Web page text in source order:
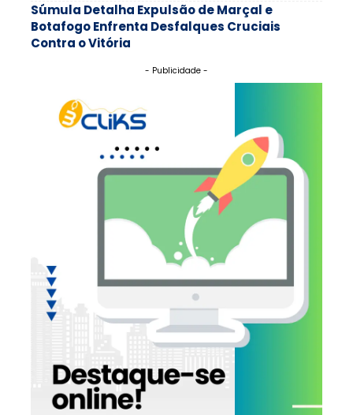
Súmula Detalha Expulsão de Marçal e
Botafogo Enfrenta Desfalques Cruciais
Contra o Vitória
- Publicidade -